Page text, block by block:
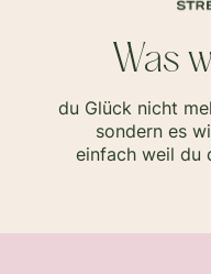
Was
du Glück nicht
sondern es
einfach weil du